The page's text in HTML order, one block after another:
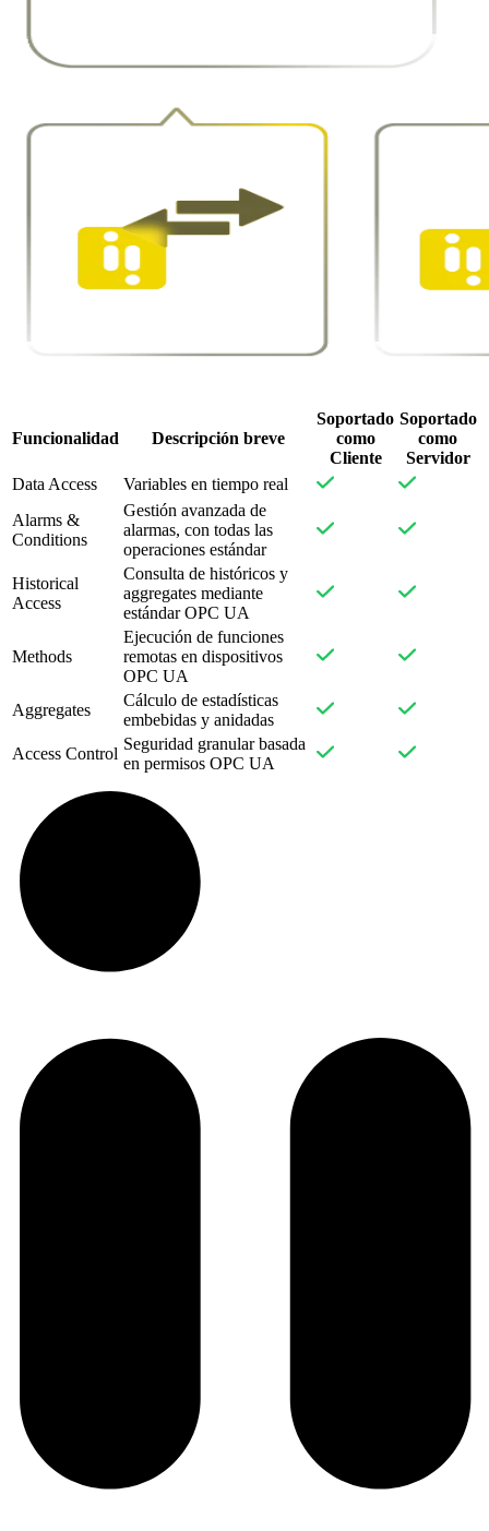
Funcionalidad Descripción breve
Soportado
como
Cliente
Soportado
como
Servidor
Data Access
Variables en tiempo real
Alarms &
Conditions
Gestión avanzada de
alarmas, con todas las
operaciones estándar
Historical
Access
Consulta de históricos y
aggregates mediante
estándar OPC UA
Methods
Ejecución de funciones
remotas en dispositivos
OPC UA
Aggregates
Cálculo de estadísticas
embebidas y anidadas
Access Control
Seguridad granular basada
en permisos OPC UA